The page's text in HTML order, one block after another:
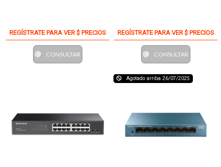
REGÍSTRATE PARA VER $ PRECIOS
CONSULTAR
REGÍSTRATE PARA VER $ PRECIOS
CONSULTAR
Agotado arriba 26/07/2025